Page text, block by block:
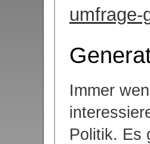
umfrage-
Immer
Politik. Es